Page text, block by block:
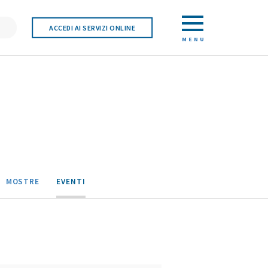
ACCEDI AI SERVIZI ONLINE
MENU
MOSTRE EVENTI